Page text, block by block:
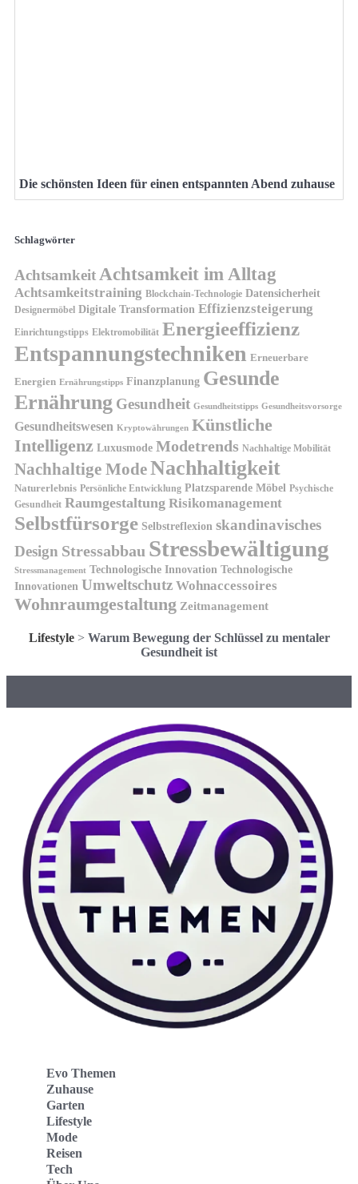
Die schönsten Ideen für einen entspannten Abend zuhause
Schlagwörter
Achtsamkeit Achtsamkeit im Alltag
Achtsamkeitstraining Blockchain-Technologie Datensicherheit
Designermöbel Digitale Transformation Effizienzsteigerung
Einrichtungstipps Elektromobilität Energieeffizienz
Entspannungstechniken Erneuerbare
Energien Ernährungstipps Finanzplanung Gesunde
Ernährung Gesundheit Gesundheitstipps Gesundheitsvorsorge
Gesundheitswesen Kryptowährungen Künstliche
Intelligenz Luxusmode Modetrends Nachhaltige Mobilität
Nachhaltige ModeNachhaltigkeit
Naturerlebnis Persönliche Entwicklung Platzsparende Möbel Psychische
Gesundheit Raumgestaltung Risikomanagement
Selbstfürsorge Selbstreflexion skandinavisches
Design Stressabbau Stressbewältigung
Stressmanagement Technologische Innovation Technologische
Innovationen Umweltschutz Wohnaccessoires
Wohnraumgestaltung Zeitmanagement
Lifestyle> Warum Bewegung der Schlüssel zu mentaler
Gesundheit ist
Evo Themen
Zuhause
Garten
Lifestyle
Mode
Reisen
Tech